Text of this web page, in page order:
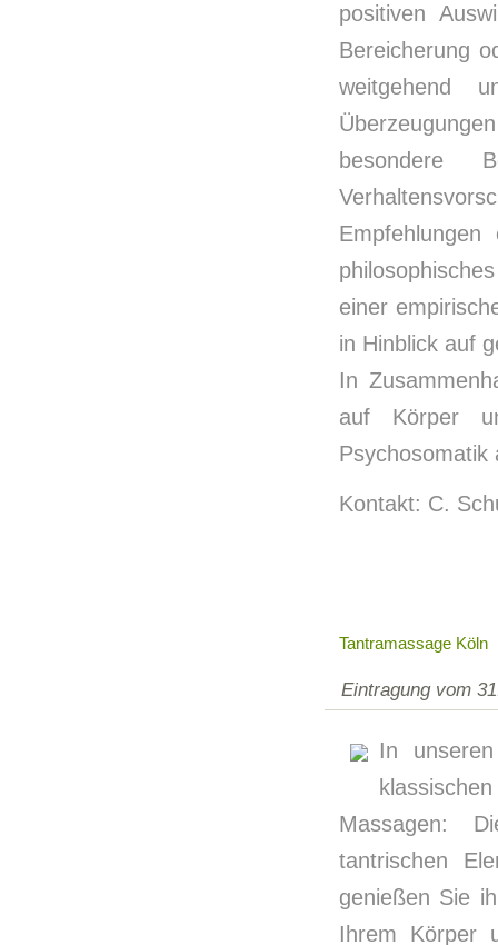
positiven
Bereicherung
weitgehend
besondere
einer
in Hinblick auf
In
auf Körper
Psychosomatik
Kontakt: C.
Tantramassage Köln
Eintragung vom
In
Massagen:
tantrischen
genießen Sie
Ihrem Körper